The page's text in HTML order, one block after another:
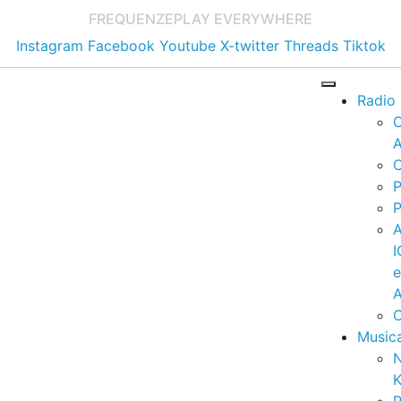
FREQUENZEPLAY EVERYWHERE
Instagram Facebook Youtube X-twitter Threads Tiktok
Radio
e